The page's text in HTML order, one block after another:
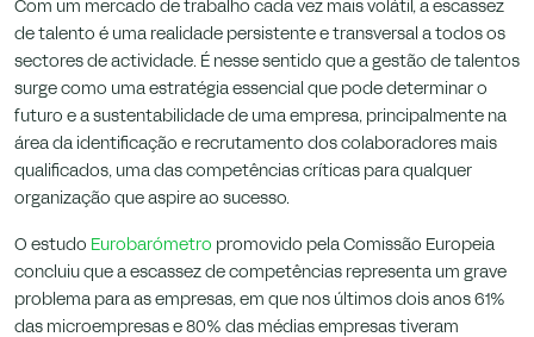
Com um mercado de trabalho cada vez mais volátil, a escassez
de talento é uma realidade persistente e transversal a todos os
sectores de actividade. É nesse sentido que a gestão de talentos
surge como uma estratégia essencial que pode determinar o
futuro e a sustentabilidade de uma empresa, principalmente na
área da identificação e recrutamento dos colaboradores mais
qualificados, uma das competências críticas para qualquer
organização que aspire ao sucesso.
O estudo Eurobarómetro promovido pela Comissão Europeia
concluiu que a escassez de competências representa um grave
problema para as empresas, em que nos últimos dois anos 61%
das microempresas e 80% das médias empresas tiveram